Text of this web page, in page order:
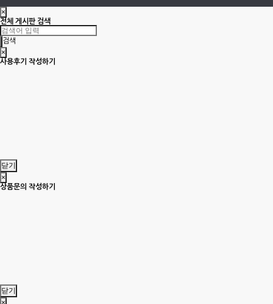
×
전체 게시판 검색
검색
×
사용후기 작성하기
닫기
×
상품문의 작성하기
닫기